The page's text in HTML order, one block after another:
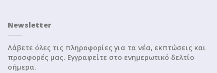
Newsletter
Λάβετε όλες τις πληροφορίες για τα νέα, εκπτώσεις και
προσφορές μας. Εγγραφείτε στο ενημερωτικό δελτίο
σήμερα.